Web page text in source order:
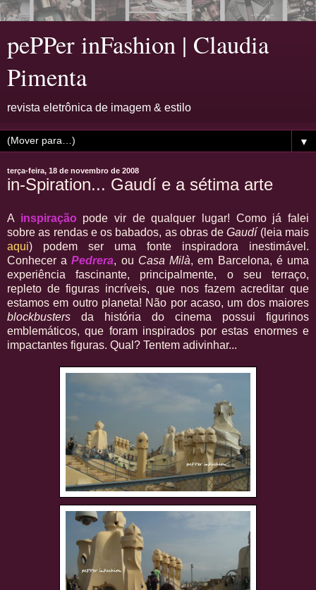
pePPer inFashion | Claudia
Pimenta
revista eletrônica de imagem & estilo
▼
terça-feira, 18 de novembro de 2008
in-Spiration... Gaudí e a sétima arte
A inspiração pode vir de qualquer lugar! Como já falei
sobre as rendas e os babados, as obras deGaudí(leia mais
aqui) podem ser uma fonte inspiradora inestimável.
Conhecer aPedrera, ou Casa Milà, em Barcelona, é uma
experiência fascinante, principalmente, o seu terraço,
repleto de figuras incríveis, que nos fazem acreditar que
estamos em outro planeta! Não por acaso, um dos maiores
blockbusters da história do cinema possui figurinos
emblemáticos, que foram inspirados por estas enormes e
impactantes figuras. Qual? Tentem adivinhar...